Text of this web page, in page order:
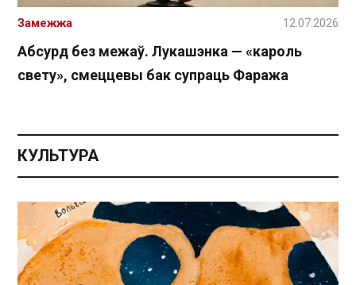
Абсурд без межаў. Лукашэнка — «кароль
свету», смеццевы бак супраць Фаража
Замежжа 12.07.2026
КУЛЬТУРА